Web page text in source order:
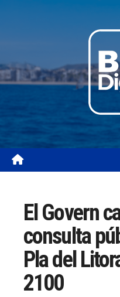
El Govern
consulta
Pla del
2100